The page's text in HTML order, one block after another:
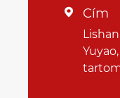
 Cím